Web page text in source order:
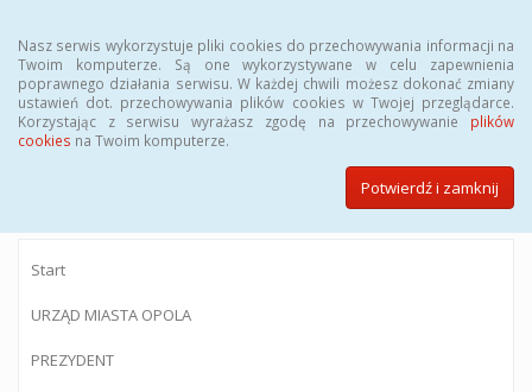
Nasz serwis wykorzystuje pliki cookies do przechowywania informacji na
Twoim komputerze. Są one wykorzystywane w celu zapewnienia
poprawnego działania serwisu. W każdej chwili możesz dokonać zmiany
ustawień dot. przechowywania plików cookies w Twojej przeglądarce.
Korzystając z serwisu wyrażasz zgodę na przechowywanie plików
cookies na Twoim komputerze.
Potwierdź i zamknij
BIULETYN INFORMACJI PUBLICZNEJ
Urzędu Miasta Opola
Start
URZĄD MIASTA OPOLA
PREZYDENT